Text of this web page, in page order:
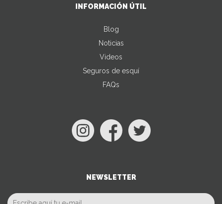
INFORMACIÓN ÚTIL
Blog
Noticias
Videos
Seguros de esquí
FAQs
NEWSLETTER